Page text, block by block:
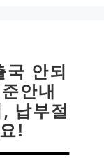
안되
안내
납부절
!